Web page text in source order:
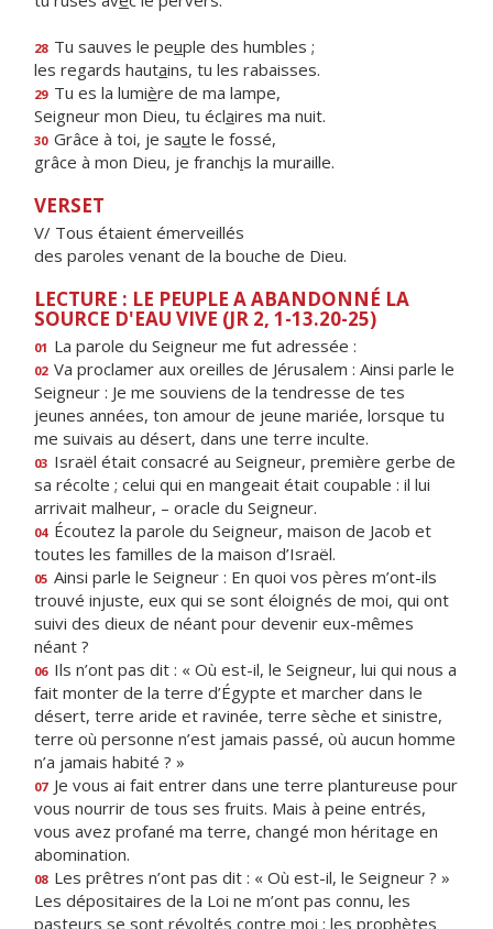
28 Tu sauves le peuple des humbles ;
les regards hautains, tu les rabaisses.
29 Tu es la lumière de ma lampe,
Seigneur mon Dieu, tu éclaires ma nuit.
30 Grâce à toi, je saute le fossé,
grâce à mon Dieu, je franchis la muraille.
VERSET
V/ Tous étaient émerveillés
des paroles venant de la bouche de Dieu.
LECTURE : LE PEUPLE A ABANDONNÉ LA
SOURCE D'EAU VIVE (JR 2, 1-13.20-25)
01 La parole du Seigneur me fut adressée :
02 Va proclamer aux oreilles de Jérusalem : Ainsi parle le
Seigneur : Je me souviens de la tendresse de tes
jeunes années, ton amour de jeune mariée, lorsque tu
me suivais au désert, dans une terre inculte.
03 Israël était consacré au Seigneur, première gerbe de
sa récolte ; celui qui en mangeait était coupable : il lui
arrivait malheur, – oracle du Seigneur.
04 Écoutez la parole du Seigneur, maison de Jacob et
toutes les familles de la maison d’Israël.
05 Ainsi parle le Seigneur : En quoi vos pères m’ont-ils
trouvé injuste, eux qui se sont éloignés de moi, qui ont
suivi des dieux de néant pour devenir eux-mêmes
néant ?
06 Ils n’ont pas dit : « Où est-il, le Seigneur, lui qui nous a
fait monter de la terre d’Égypte et marcher dans le
désert, terre aride et ravinée, terre sèche et sinistre,
terre où personne n’est jamais passé, où aucun homme
n’a jamais habité ? »
07 Je vous ai fait entrer dans une terre plantureuse pour
vous nourrir de tous ses fruits. Mais à peine entrés,
vous avez profané ma terre, changé mon héritage en
abomination.
08 Les prêtres n’ont pas dit : « Où est-il, le Seigneur ? »
Les dépositaires de la Loi ne m’ont pas connu, les
pasteurs se sont révoltés contre moi ; les prophètes